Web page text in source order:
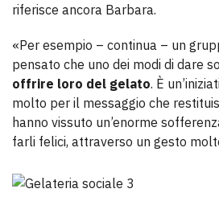
riferisce ancora Barbara.
«Per esempio – continua – un
pensato che uno dei modi di dare
offrire loro del gelato. È
molto per il messaggio che
hanno vissuto un’enorme
farli felici, attraverso un gesto